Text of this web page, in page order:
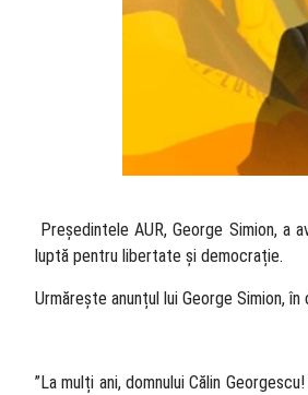
Președintele AUR, George Simion,
luptă pentru libertate și democrație.
Urmărește anunțul lui George Simion,
”La mulți ani, domnului Călin